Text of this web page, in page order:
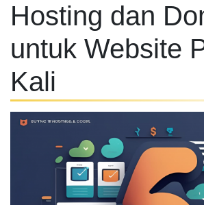
Hosting dan
untuk Website
Kali